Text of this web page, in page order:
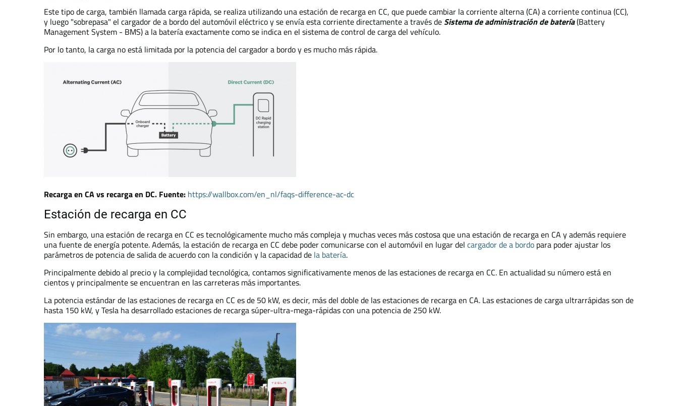
Este tipo de carga, también llamada carga rápida, se realiza utilizando una estación de recarga en CC, que puede cambiar la corriente alterna (CA) a corriente continua (CC),
y luego "sobrepasa" el cargador de a bordo del automóvil eléctrico y se envía esta corriente directamente a través de Sistema de administración de batería(Battery
Management System - BMS) a la batería exactamente como se indica en el sistema de control de carga del vehículo.
Por lo tanto, la carga no está limitada por la potencia del cargador a bordo y es mucho más rápida.
Recarga en CA vs recarga en DC. Fuente: https://wallbox.com/en_nl/faqs-difference-ac-dc
Estación de recarga en CC
Sin embargo, una estación de recarga en CC es tecnológicamente mucho más compleja y muchas veces más costosa que una estación de recarga en CA y además requiere
una fuente de energía potente. Además, la estación de recarga en CC debe poder comunicarse con el automóvil en lugar del cargador de a bordo para poder ajustar los
parámetros de potencia de salida de acuerdo con la condición y la capacidad de la batería.
Principalmente debido al precio y la complejidad tecnológica, contamos significativamente menos de las estaciones de recarga en CC. En actualidad su número está en
cientos y principalmente se encuentran en las carreteras más importantes.
La potencia estándar de las estaciones de recarga en CC es de 50 kW, es decir, más del doble de las estaciones de recarga en CA. Las estaciones de carga ultrarrápidas son de
hasta 150 kW, y Tesla ha desarrollado estaciones de recarga súper-ultra-mega-rápidas con una potencia de 250 kW.